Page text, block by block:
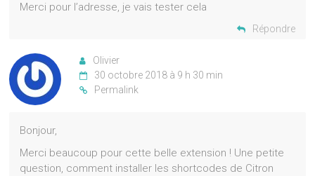
Merci pour l’adresse, je vais tester cela
Répondre
Olivier
30 octobre 2018 à 9 h 30 min
Permalink
Bonjour,
Merci beaucoup pour cette belle extension ! Une petite
question, comment installer les shortcodes de Citron